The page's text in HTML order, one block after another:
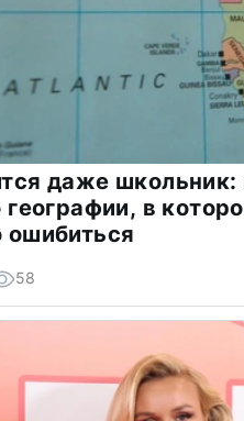
даже школьник:
географии, в
ошибиться
58